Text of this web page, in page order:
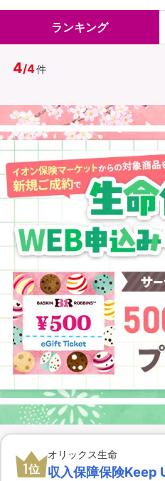
イオングルー
資料請求
（無料）
イオンカ
ランキング
4/4件
1位
オリックス生命
収入保障保険Keep